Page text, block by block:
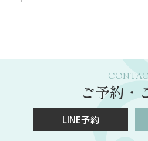
ご予約・
LINE予約